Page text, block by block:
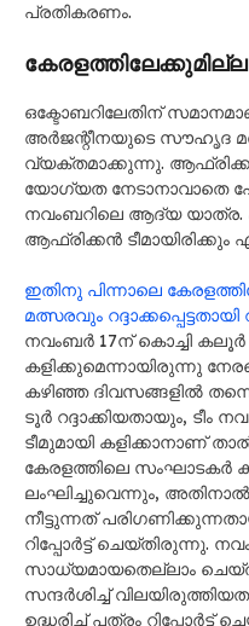
പ്രതികരണം.
കേരളത്തിലേക്കുമില്ല
ഒക്ടോബറിലേതിന്
അർജന്റീനയുടെ സൗഹൃദ
വ്യക്തമാക്കുന്നു.
യോഗ്യത നേടാനാവാതെ
നവംബറിലെ ആദ്യ യാത്ര.
ആഫ്രിക്കൻ ടീമായിരിക്കും
ഇതിനു പിന്നാലെ
മത്സരവും
നവംബർ 17ന് കൊച്ചി കലൂർ
കളിക്കുമെന്നായിരുന്നു
കഴിഞ്ഞ ദിവസങ്ങളിൽ
ടൂർ റദ്ദാക്കിയതായും, ടീം
ടീമുമായി കളിക്കാനാണ്
കേരളത്തിലെ സംഘാടകർ
ലംഘിച്ചുവെന്നും, അതിനാൽ
നീട്ടുന്നത്
റിപ്പോർട്ട് ചെയ്തിരുന്നു.
സാധ്യമായതെല്ലാം
സന്ദർശിച്ച്
ഉദ്ധരിച്ച് പത്രം റിപ്പോർട്ട്